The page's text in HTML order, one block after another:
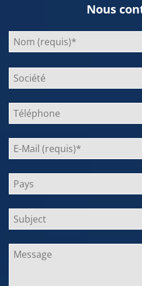
Nous
Bitte
lasse
dieses
Feld
leer.